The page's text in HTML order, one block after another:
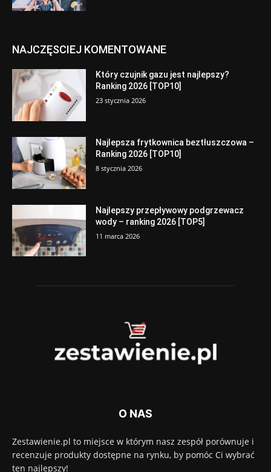
NAJCZĘSCIEJ KOMENTOWANE
Który czujnik gazu jest najlepszy?
Ranking 2026 [TOP10]
23 stycznia 2026
Najlepsza frytkownica beztłuszczowa –
Ranking 2026 [TOP10]
8 stycznia 2026
Najlepszy przepływowy podgrzewacz
wody – ranking 2026 [TOP5]
11 marca 2026
O NAS
Zestawienie.pl to miejsce w którym nasz zespół porównuje i
recenzuje produkty dostępne na rynku, by pomóc Ci wybrać
ten najlepszy!